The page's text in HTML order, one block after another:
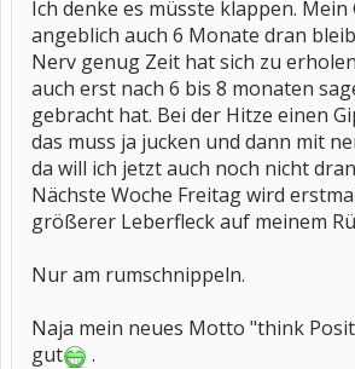
Ich denke es müsste klappen. Mein
angeblich auch 6 Monate dran
Nerv genug Zeit hat sich zu
auch erst nach 6 bis 8 monaten
gebracht hat. Bei der Hitze einen
das muss ja jucken und dann mit
da will ich jetzt auch noch nicht
Nächste Woche Freitag wird
größerer Leberfleck auf meinem
Nur am rumschnippeln.
Naja mein neues Motto "think
gut
.